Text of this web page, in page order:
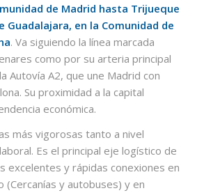
de Madrid hasta Trijueque
Guadalajara, en la Comunidad de
. Va siguiendo la línea marcada
como por su arteria principal
Autovía A2, que une Madrid con
Su proximidad a la capital
económica.
más vigorosas tanto a nivel
Es el principal eje logístico de
excelentes y rápidas conexiones en
y autobuses) y en